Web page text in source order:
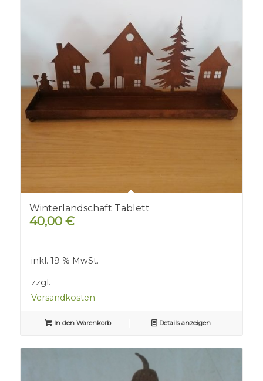
Winterlandschaft Tablett
40,00 €
inkl. 19 % MwSt.
zzgl.
Versandkosten
In den Warenkorb Details anzeigen